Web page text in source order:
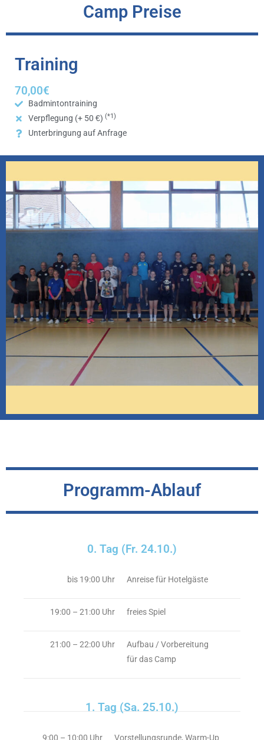
Camp Preise
Training
70,00€
Badmintontraining
Verpflegung (+ 50 €) (*1)
Unterbringung auf Anfrage
Programm-Ablauf
0. Tag (Fr. 24.10.)
bis 19:00 Uhr Anreise für Hotelgäste
19:00 – 21:00 Uhr freies Spiel
21:00 – 22:00 Uhr
Aufbau / Vorbereitung
für das Camp
1. Tag (Sa. 25.10.)
9:00 – 10:00 Uhr Vorstellungsrunde, Warm-Up